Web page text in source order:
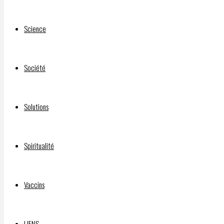
Science
Société
Solutions
Spiritualité
Vaccins